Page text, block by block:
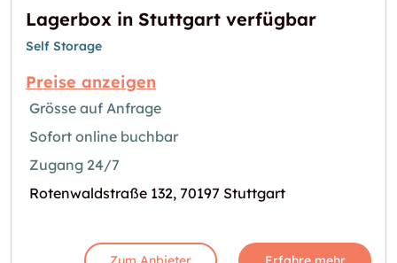
Lagerbox in Stuttgart verfügbar
Self Storage
Preise anzeigen
Grösse auf Anfrage
Sofort online buchbar
Zugang 24/7
Rotenwaldstraße 132, 70197 Stuttgart